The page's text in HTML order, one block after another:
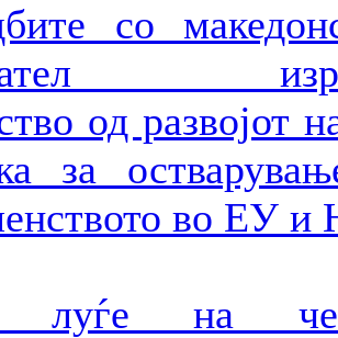
со
од развојот
за
во ЕУ
луѓе на